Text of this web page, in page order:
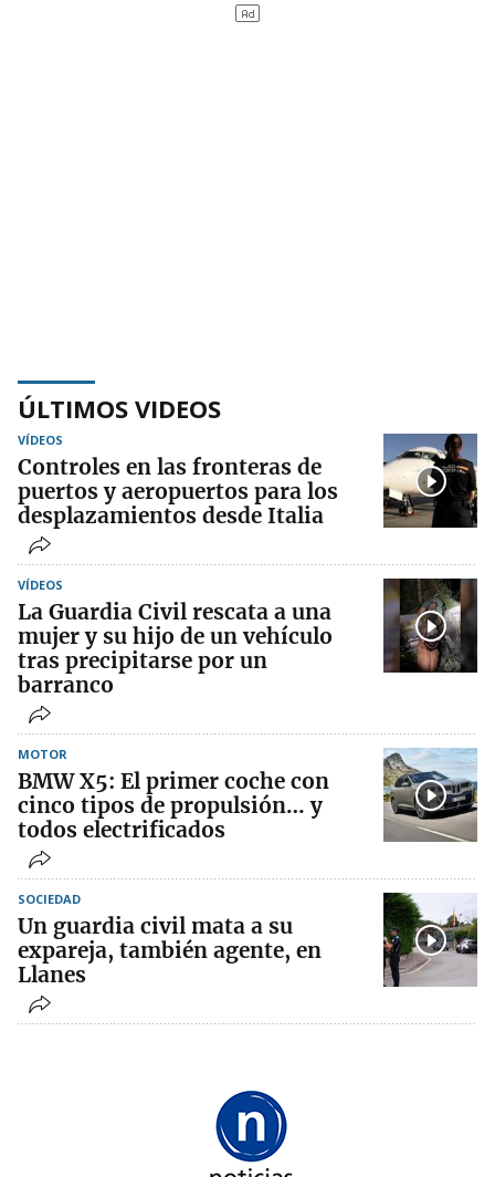
ÚLTIMOS VIDEOS
VÍDEOS
Controles en las fronteras de
puertos y aeropuertos para los
desplazamientos desde Italia
VÍDEOS
La Guardia Civil rescata a una
mujer y su hijo de un vehículo
tras precipitarse por un
barranco
MOTOR
BMW X5: El primer coche con
cinco tipos de propulsión… y
todos electrificados
SOCIEDAD
Un guardia civil mata a su
expareja, también agente, en
Llanes